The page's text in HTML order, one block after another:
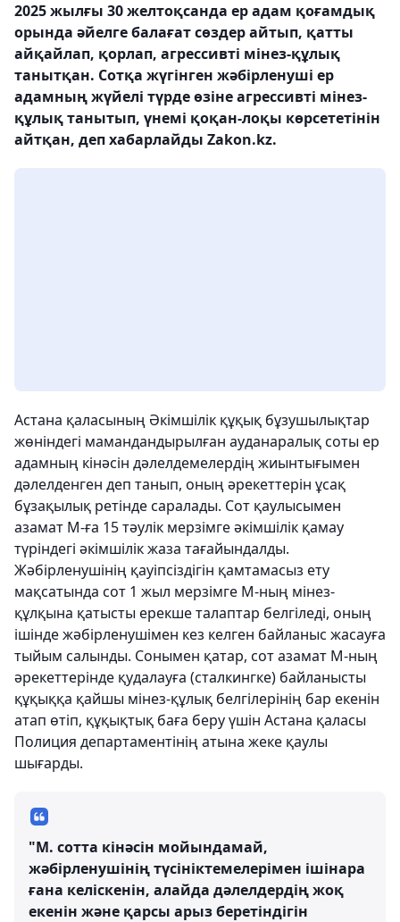
2025 жылғы 30 желтоқсанда ер адам қоғамдық
орында әйелге балағат сөздер айтып, қатты
айқайлап, қорлап, агрессивті мінез-құлық
танытқан. Сотқа жүгінген жәбірленуші ер
адамның жүйелі түрде өзіне агрессивті мінез-
құлық танытып, үнемі қоқан-лоқы көрсететінін
айтқан, деп хабарлайды Zakon.kz.
Астана қаласының Әкімшілік құқық бұзушылықтар
жөніндегі мамандандырылған ауданаралық соты ер
адамның кінәсін дәлелдемелердің жиынтығымен
дәлелденген деп танып, оның әрекеттерін ұсақ
бұзақылық ретінде саралады. Сот қаулысымен
азамат М-ға 15 тәулік мерзімге әкімшілік қамау
түріндегі әкімшілік жаза тағайындалды.
Жәбірленушінің қауіпсіздігін қамтамасыз ету
мақсатында сот 1 жыл мерзімге М-ның мінез-
құлқына қатысты ерекше талаптар белгіледі, оның
ішінде жәбірленушімен кез келген байланыс жасауға
тыйым салынды. Сонымен қатар, сот азамат М-ның
әрекеттерінде қудалауға (сталкингке) байланысты
құқыққа қайшы мінез-құлық белгілерінің бар екенін
атап өтіп, құқықтық баға беру үшін Астана қаласы
Полиция департаментінің атына жеке қаулы
шығарды.
"М. сотта кінәсін мойындамай,
жәбірленушінің түсініктемелерімен ішінара
ғана келіскенін, алайда дәлелдердің жоқ
екенін және қарсы арыз беретіндігін